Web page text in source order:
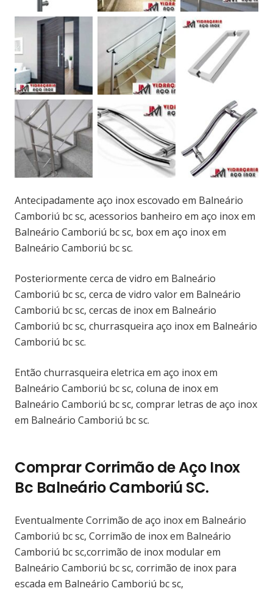
Antecipadamente aço inox escovado em Balneário
Camboriú bc sc, acessorios banheiro em aço inox em
Balneário Camboriú bc sc, box em aço inox em
Balneário Camboriú bc sc.
Posteriormente cerca de vidro em Balneário
Camboriú bc sc, cerca de vidro valor em Balneário
Camboriú bc sc, cercas de inox em Balneário
Camboriú bc sc, churrasqueira aço inox em Balneário
Camboriú bc sc.
Então churrasqueira eletrica em aço inox em
Balneário Camboriú bc sc, coluna de inox em
Balneário Camboriú bc sc, comprar letras de aço inox
em Balneário Camboriú bc sc.
Comprar Corrimão de Aço Inox
Bc Balneário Camboriú SC.
Eventualmente Corrimão de aço inox em Balneário
Camboriú bc sc, Corrimão de inox em Balneário
Camboriú bc sc,corrimão de inox modular em
Balneário Camboriú bc sc, corrimão de inox para
escada em Balneário Camboriú bc sc,